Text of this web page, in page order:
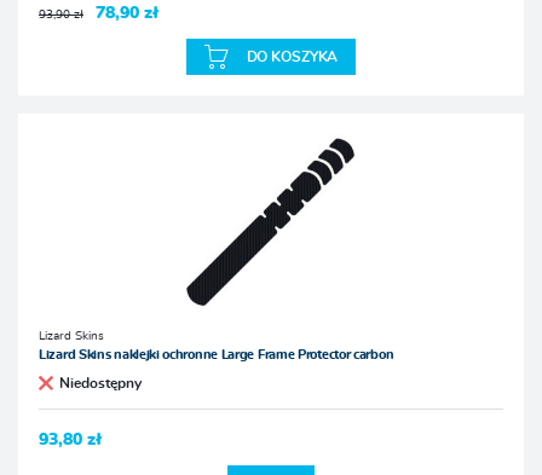
93,90 zł 78,90 zł
DO KOSZYKA
Lizard Skins
Lizard Skins naklejki ochronne Large Frame Protector carbon
Niedostępny
93,80 zł